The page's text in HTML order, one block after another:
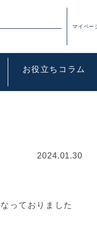
お役立ちコラム
2024.01.30
っておりました